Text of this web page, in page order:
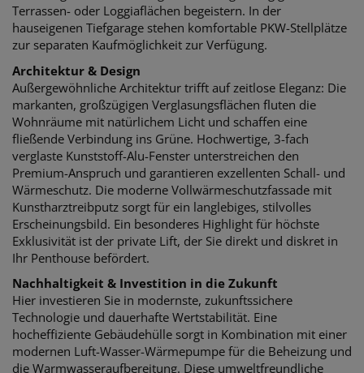
Terrassen- oder Loggiaflächen begeistern. In der
hauseigenen Tiefgarage stehen komfortable PKW-Stellplätze
zur separaten Kaufmöglichkeit zur Verfügung.
Architektur & Design
Außergewöhnliche Architektur trifft auf zeitlose Eleganz: Die
markanten, großzügigen Verglasungsflächen fluten die
Wohnräume mit natürlichem Licht und schaffen eine
fließende Verbindung ins Grüne. Hochwertige, 3-fach
verglaste Kunststoff-Alu-Fenster unterstreichen den
Premium-Anspruch und garantieren exzellenten Schall- und
Wärmeschutz. Die moderne Vollwärmeschutzfassade mit
Kunstharztreibputz sorgt für ein langlebiges, stilvolles
Erscheinungsbild. Ein besonderes Highlight für höchste
Exklusivität ist der private Lift, der Sie direkt und diskret in
Ihr Penthouse befördert.
Nachhaltigkeit & Investition in die Zukunft
Hier investieren Sie in modernste, zukunftssichere
Technologie und dauerhafte Wertstabilität. Eine
hocheffiziente Gebäudehülle sorgt in Kombination mit einer
modernen Luft-Wasser-Wärmepumpe für die Beheizung und
die Warmwasseraufbereitung. Diese umweltfreundliche